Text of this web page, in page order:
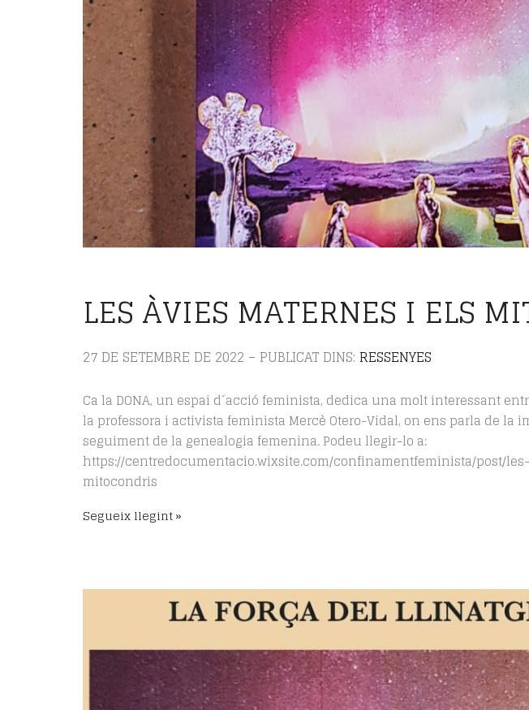
LES ÀVIES MATERNES I ELS
27 DE SETEMBRE DE 2022 – PUBLICAT DINS: RESSENYES
Ca la DONA, un espai d´acció feminista, dedica una molt interessant
la professora i activista feminista Mercè Otero-Vidal, on ens parla de la
seguiment de la genealogia femenina. Podeu llegir-lo a:
https://centredocumentacio.wixsite.com/confinamentfeminista/post/
mitocondris
Segueix llegint